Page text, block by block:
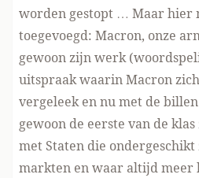
worden gestopt … Maar hier
toegevoegd: Macron, onze
gewoon zijn werk
uitspraak waarin Macron
vergeleek en nu met de
gewoon de eerste van de
met Staten die
markten en waar altijd meer